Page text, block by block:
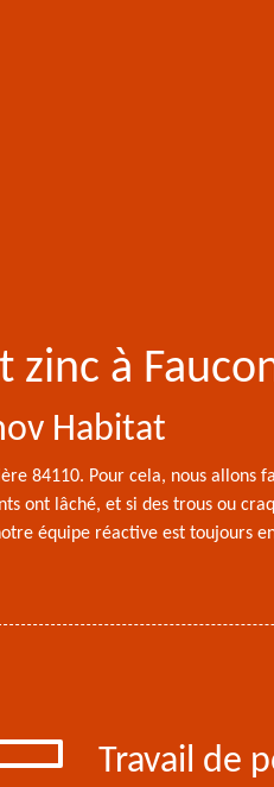
à
Habitat
84110. Pour cela, nous allons
ont lâché, et si des trous ou
équipe réactive est toujours
Travail de